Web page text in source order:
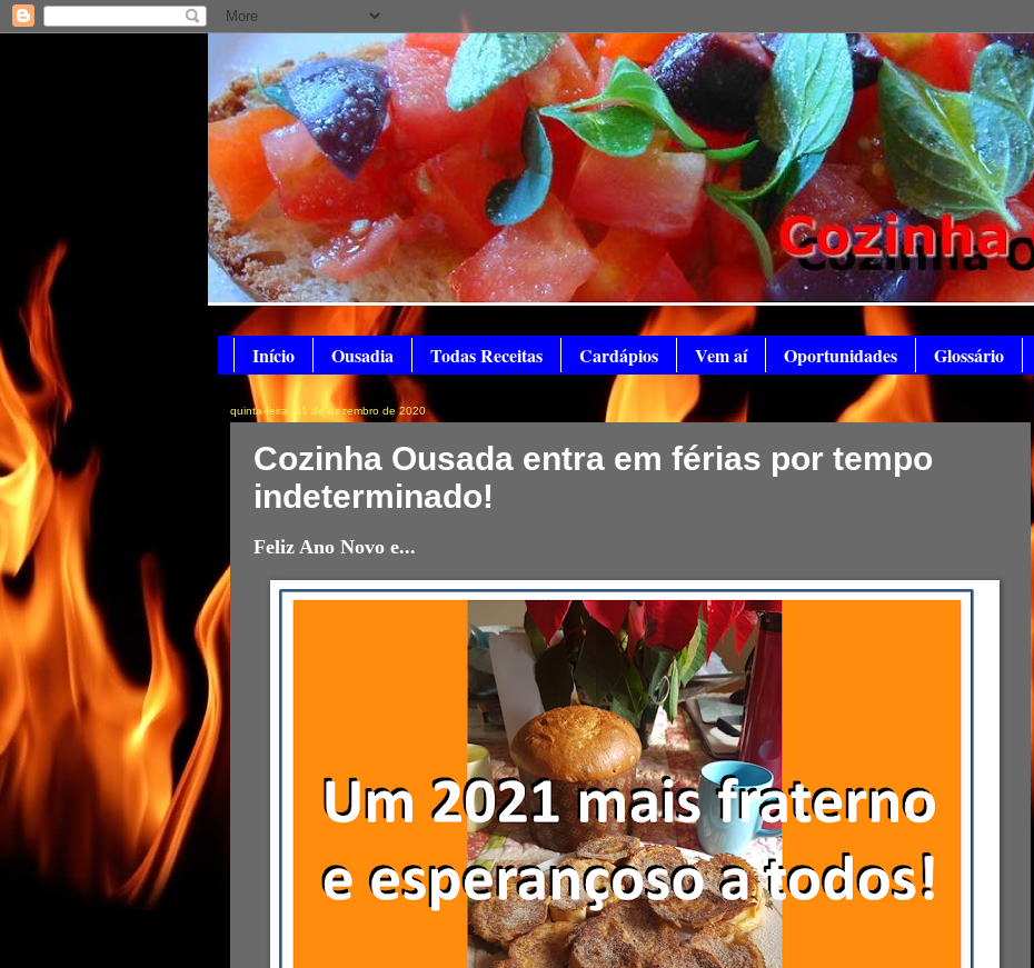
Início Ousadia Todas Receitas Cardápios Vem aí Oportunidades Glossário
quinta-feira, 31 de dezembro de 2020
Cozinha Ousada entra em férias por tempo
indeterminado!
Feliz Ano Novo e...